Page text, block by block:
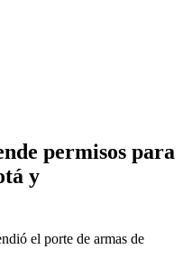
permisos para
y
el porte de armas de